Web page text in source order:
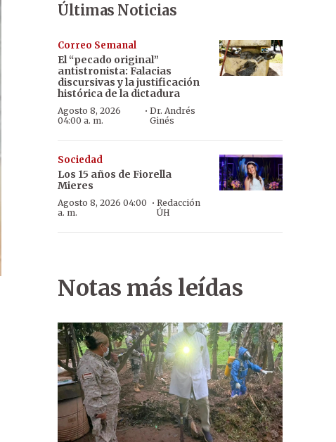
Últimas Noticias
Correo Semanal
El “pecado original”
antistronista: Falacias
discursivas y la justificación
histórica de la dictadura
Agosto 8, 2026
04:00 a. m.
·Dr. Andrés
Ginés
Sociedad
Los 15 años de Fiorella
Mieres
Agosto 8, 2026 04:00
a. m.
· Redacción
ÚH
Notas más leídas